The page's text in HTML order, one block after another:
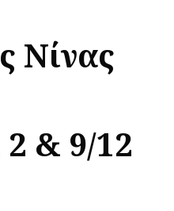
Νίνας
& 9/12